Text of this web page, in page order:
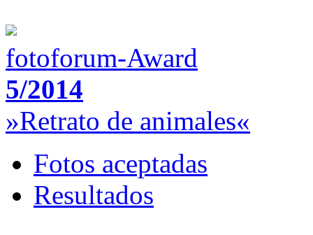
fotoforum-Award
5/2014
»Retrato de animales«
Fotos aceptadas
Resultados